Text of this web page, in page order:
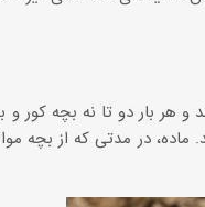
در مدتی که از بچه